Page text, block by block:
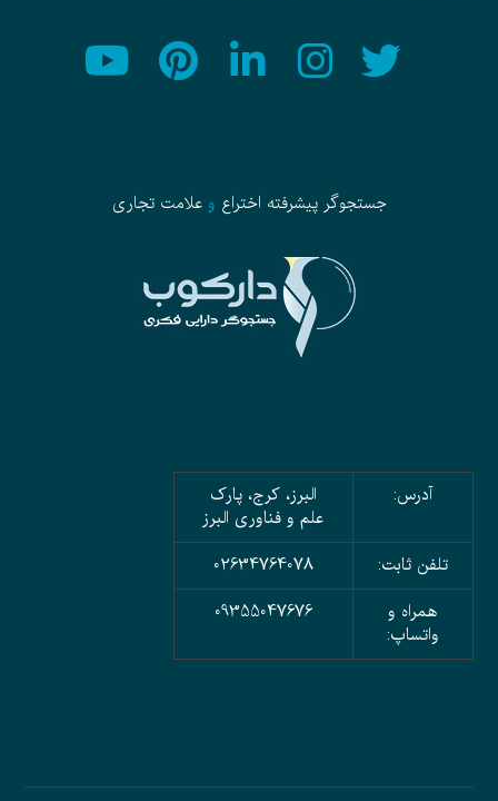
جستجوگر پیشرفته اختراع وعلامت تجاری
آدرس:
البرز، کرج، پارک
علم و فناوری البرز
تلفن ثابت:
02634764078
همراه و
واتساپ:
09355047676